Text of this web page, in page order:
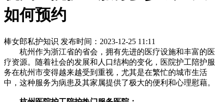
如何预约
棒女郎私护知识 发布时间：2023-12-25 11:11
杭州作为浙江省的省会，拥有先进的医疗设施和丰富的医
疗资源。随着社会的发展和人口结构的变化，医院护工陪护服
务在杭州市变得越来越受到重视，尤其是在繁忙的城市生活
中，这种服务为病患及其家属提供了极大的便利和心理慰藉。